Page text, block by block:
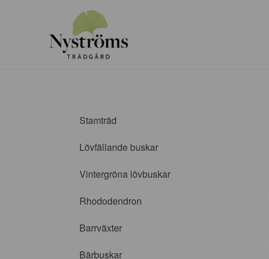
Stamträd
Lövfällande buskar
Vintergröna lövbuskar
Rhododendron
Barrväxter
Bärbuskar